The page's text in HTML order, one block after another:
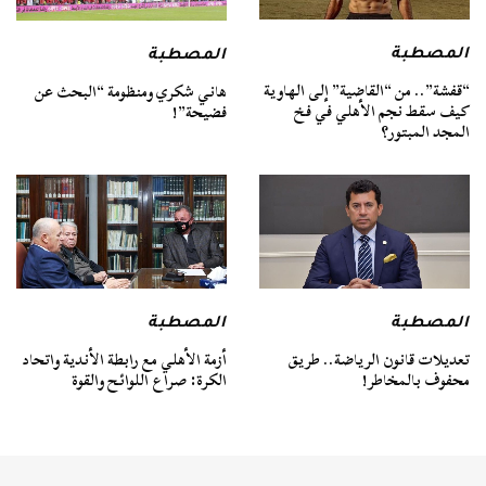
المصطبة
“قفشة”.. من “القاضية” إلى الهاوية
كيف سقط نجم الأهلي في فخ
المجد المبتور؟
المصطبة
هاني شكري ومنظومة “البحث عن
فضيحة”!
المصطبة
تعديلات قانون الرياضة.. طريق
محفوف بالمخاطر!
المصطبة
أزمة الأهلي مع رابطة الأندية واتحاد
الكرة: صراع اللوائح والقوة